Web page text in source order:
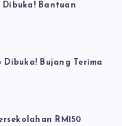
Dibuka! Bantuan
Dibuka! Bujang Terima
RM150